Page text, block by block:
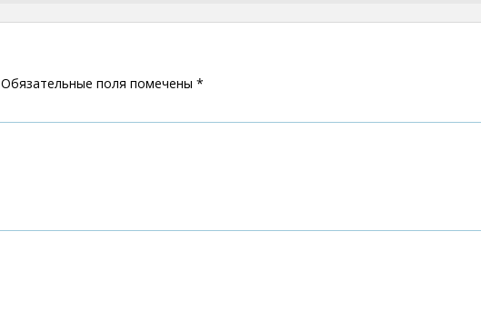
Обязательные поля помечены *